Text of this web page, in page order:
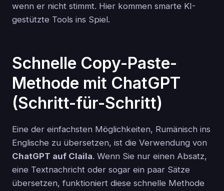
wenn er nicht stimmt. Hier kommen smarte KI-
gestützte Tools ins Spiel.
Schnelle Copy-Paste-
Methode mit ChatGPT
(Schritt-für-Schritt)
Eine der einfachsten Möglichkeiten, Rumänisch ins
Englische zu übersetzen, ist die Verwendung von
ChatGPT auf Claila. Wenn Sie nur einen Absatz,
eine Textnachricht oder sogar ein paar Sätze
übersetzen, funktioniert diese schnelle Methode